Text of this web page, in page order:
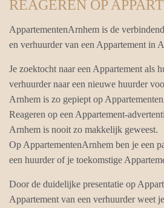
REAGEREN OP
AppartementenArnhem is de
en verhuurder van een Appartement in
Je zoektocht naar een Appartement als
verhuurder naar een nieuwe huurder
Arnhem is zo gepiept op
Reageren op een Appartement-
Arnhem is nooit zo makkelijk geweest.
Op AppartementenArnhem ben je een
een huurder of je toekomstige
Door de duidelijke presentatie op
Appartement van een verhuurder weet